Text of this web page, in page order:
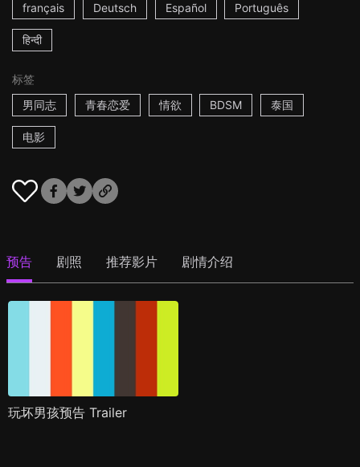
français Deutsch Español Português
हिन्दी
标签
男同志
青春恋爱 情欲 BDSM 泰国
电影
预告 剧照 推荐影片 剧情介绍
玩坏男孩预告 Trailer